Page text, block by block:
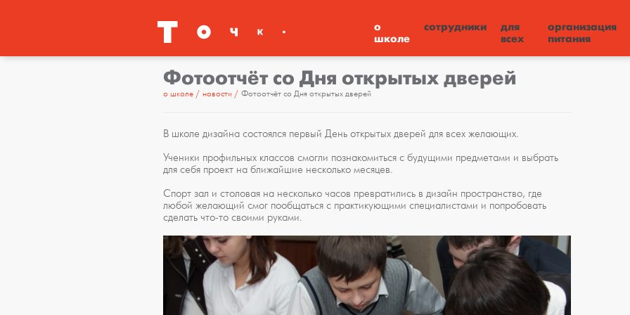
о
школе
сотрудники
для
всех
организация
питания
Фотоотчёт со Дня открытых дверей
о школе новости Фотоотчёт со Дня открытых дверей
В школе дизайна состоялся первый День открытых дверей для всех желающих.
Ученики профильных классов смогли познакомиться с будущими предметами и выбрать
для себя проект на ближайшие несколько месяцев.
Спорт зал и столовая на несколько часов превратились в дизайн пространство, где
любой желающий смог пообщаться с практикующими специалистами и попробовать
сделать что-то своими руками.